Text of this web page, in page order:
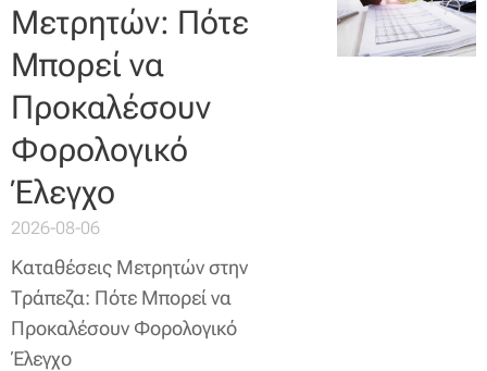
Μετρητών: Πότε
Μπορεί να
Προκαλέσουν
Φορολογικό
Έλεγχο
2026-08-06
Καταθέσεις Μετρητών στην
Τράπεζα: Πότε Μπορεί να
Προκαλέσουν Φορολογικό
Έλεγχο